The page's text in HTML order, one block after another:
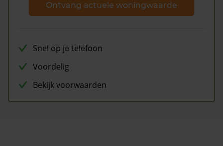
Ontvang actuele woningwaarde
Snel op je telefoon
Voordelig
Bekijk voorwaarden